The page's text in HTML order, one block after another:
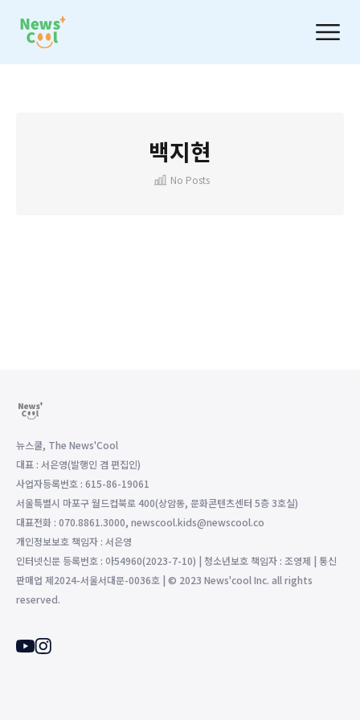
백지현
No Posts
뉴스쿨, The News'Cool
대표 : 서은영(발행인 겸 편집인)
사업자등록번호 : 615-86-19061
서울특별시 마포구 월드컵북로 400(상암동, 문화콘텐츠센터 5층 3호실)
대표전화 : 070.8861.3000, newscool.kids@newscool.co
개인정보보호 책임자 : 서은영
인터넷신문 등록번호 : 아54960(2023-7-10) | 청소년보호 책임자 : 조영제 | 통신
판매업 제2024-서울서대문-0036호 | © 2023 News'cool Inc. all rights
reserved.